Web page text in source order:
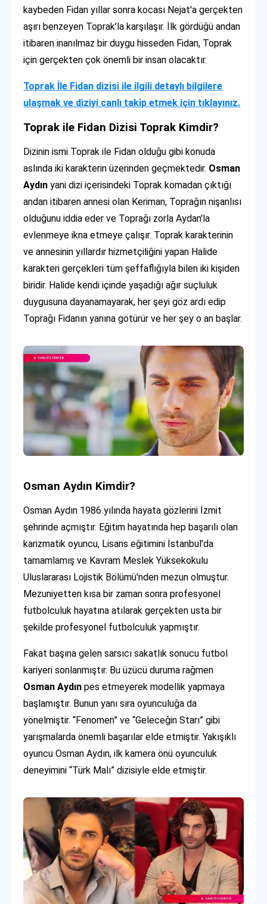
kaybeden Fidan yıllar sonra kocası Nejat'a gerçekten
aşırı benzeyen Toprak’la karşılaşır. İlk gördüğü andan
itibaren inanılmaz bir duygu hisseden Fidan, Toprak
için gerçekten çok önemli bir insan olacaktır.
Toprak İle Fidan dizisi ile ilgili detaylı bilgilere
ulaşmak ve diziyi canlı takip etmek için tıklayınız.
Toprak ile Fidan Dizisi Toprak Kimdir?
Dizinin ismi Toprak ile Fidan olduğu gibi konuda
aslında iki karakterin üzerinden geçmektedir. Osman
Aydınyani dizi içerisindeki Toprak komadan çıktığı
andan itibaren annesi olan Keriman, Toprağın nişanlısı
olduğunu iddia eder ve Toprağı zorla Aydan'la
evlenmeye ikna etmeye çalışır. Toprak karakterinin
ve annesinin yıllardır hizmetçiliğini yapan Halide
karakteri gerçekleri tüm şeffaflığıyla bilen iki kişiden
biridir. Halide kendi içinde yaşadığı ağır suçluluk
duygusuna dayanamayarak, her şeyi göz ardı edip
Toprağı Fidanın yanına götürür ve her şey o an başlar.
Osman Aydın Kimdir?
Osman Aydın 1986 yılında hayata gözlerini İzmit
şehrinde açmıştır. Eğitim hayatında hep başarılı olan
karizmatik oyuncu, Lisans eğitimini İstanbul’da
tamamlamış ve Kavram Meslek Yüksekokulu
Uluslararası Lojistik Bölümü'nden mezun olmuştur.
Mezuniyetten kısa bir zaman sonra profesyonel
futbolculuk hayatına atılarak gerçekten usta bir
şekilde profesyonel futbolculuk yapmıştır.
Fakat başına gelen sarsıcı sakatlık sonucu futbol
kariyeri sonlanmıştır. Bu üzücü duruma rağmen
Osman Aydın pes etmeyerek modellik yapmaya
başlamıştır. Bunun yanı sıra oyunculuğa da
yönelmiştir. “Fenomen” ve “Geleceğin Starı” gibi
yarışmalarda önemli başarılar elde etmiştir. Yakışıklı
oyuncu Osman Aydın, ilk kamera önü oyunculuk
deneyimini “Türk Malı” dizisiyle elde etmiştir.